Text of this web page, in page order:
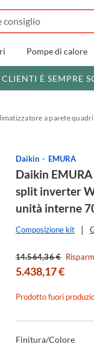
Pompe di calore
È SEMPRE
a parete
Daikin EMURA
Daikin
split inverter
unità interne
Composizione kit
5.438,17 €
14.564,36 €
Prodotto fuori
Specifiche
Tecniche
Finitura/Colore